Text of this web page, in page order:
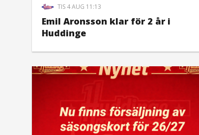
TIS 4 AUG 11:13
Emil Aronsson klar för 2 år i
Huddinge